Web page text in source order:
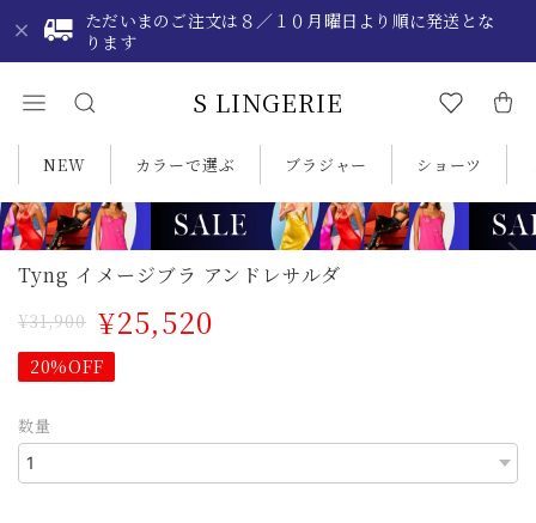
ただいまのご注文は８／１０月曜日より順に発送とな
ります
S LINGERIE
NEW カラーで選ぶ ブラジャー ショーツ
Tyng イメージブラ アンドレサルダ
¥31,900 ¥25,520
20%OFF
数量